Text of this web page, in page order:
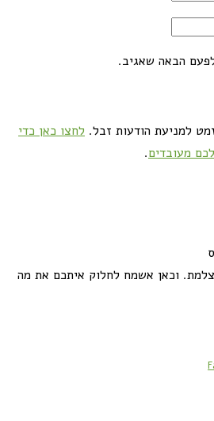
הבאה שאגיב.
למניעת הודעות זבל. לחצו כאן כדי
מעובדים.
וכאן אשמח לחלוק איתכם את מה